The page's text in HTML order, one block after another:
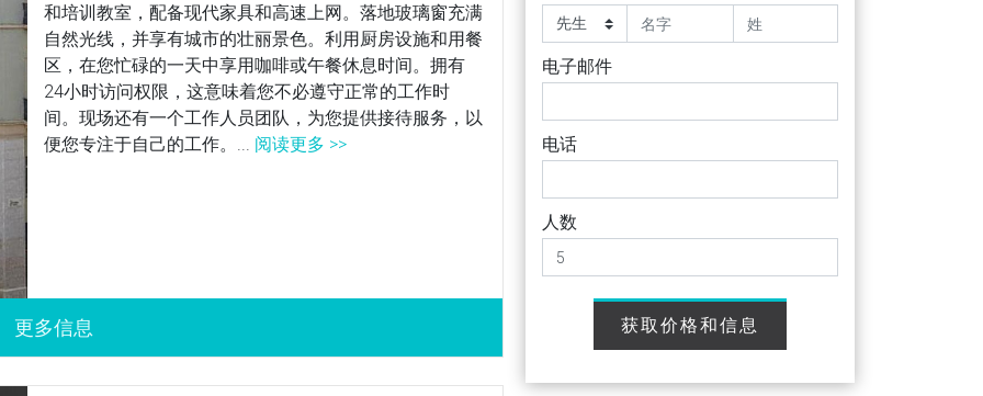
和培训教室，配备现代家具和高速上网。落地玻璃窗充满
自然光线，并享有城市的壮丽景色。利用厨房设施和用餐
区，在您忙碌的一天中享用咖啡或午餐休息时间。拥有
24小时访问权限，这意味着您不必遵守正常的工作时
间。现场还有一个工作人员团队，为您提供接待服务，以
便您专注于自己的工作。... 阅读更多 >>
电子邮件
电话
人数
获取价格和信息